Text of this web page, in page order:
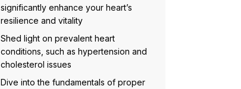
significantly enhance your heart’s
resilience and vitality
Shed light on prevalent heart
conditions, such as hypertension and
cholesterol issues
Dive into the fundamentals of proper